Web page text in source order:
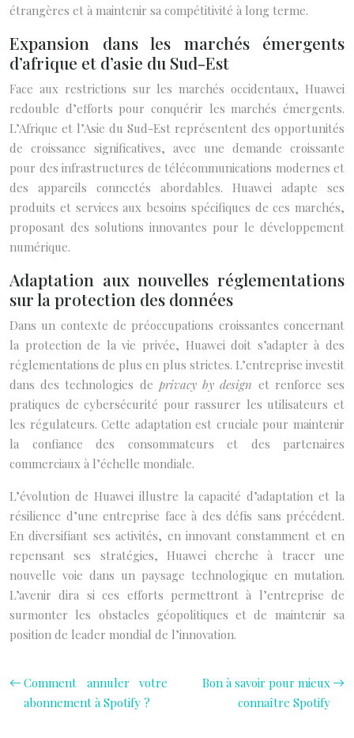
étrangères et à maintenir sa compétitivité à long terme.
Expansion dans les marchés émergents
d’afrique et d’asie du Sud-Est
Face aux restrictions sur les marchés occidentaux, Huawei
redouble d’efforts pour conquérir les marchés émergents.
L’Afrique et l’Asie du Sud-Est représentent des opportunités
de croissance significatives, avec une demande croissante
pour des infrastructures de télécommunications modernes et
des appareils connectés abordables. Huawei adapte ses
produits et services aux besoins spécifiques de ces marchés,
proposant des solutions innovantes pour le développement
numérique.
Adaptation aux nouvelles réglementations
sur la protection des données
Dans un contexte de préoccupations croissantes concernant
la protection de la vie privée, Huawei doit s’adapter à des
réglementations de plus en plus strictes. L’entreprise investit
dans des technologies de privacy by design et renforce ses
pratiques de cybersécurité pour rassurer les utilisateurs et
les régulateurs. Cette adaptation est cruciale pour maintenir
la confiance des consommateurs et des partenaires
commerciaux à l’échelle mondiale.
L’évolution de Huawei illustre la capacité d’adaptation et la
résilience d’une entreprise face à des défis sans précédent.
En diversifiant ses activités, en innovant constamment et en
repensant ses stratégies, Huawei cherche à tracer une
nouvelle voie dans un paysage technologique en mutation.
L’avenir dira si ces efforts permettront à l’entreprise de
surmonter les obstacles géopolitiques et de maintenir sa
position de leader mondial de l’innovation.
Comment annuler votre
abonnement à Spotify ?
Bon à savoir pour mieux
connaître Spotify